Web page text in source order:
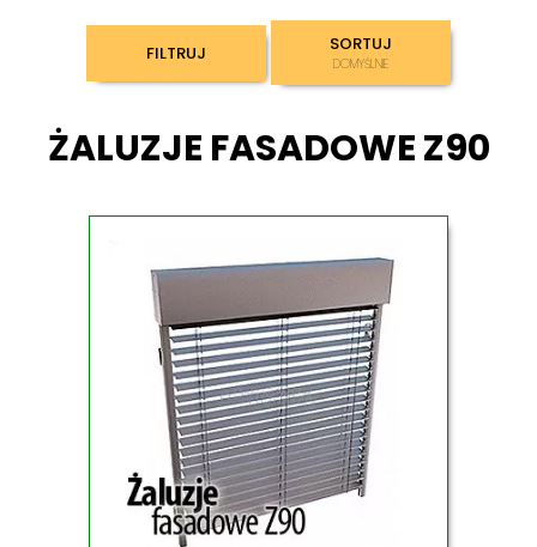
FILTRUJ SORTUJ
DOMYŚLNIE
ŻALUZJE FASADOWE Z90